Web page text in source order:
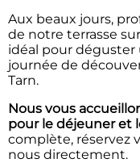
Aux beaux jours,
de notre terrasse
idéal pour déguster
journée de
Tarn.
Nous vous
pour le déjeuner et
complète, réservez
nous directement.